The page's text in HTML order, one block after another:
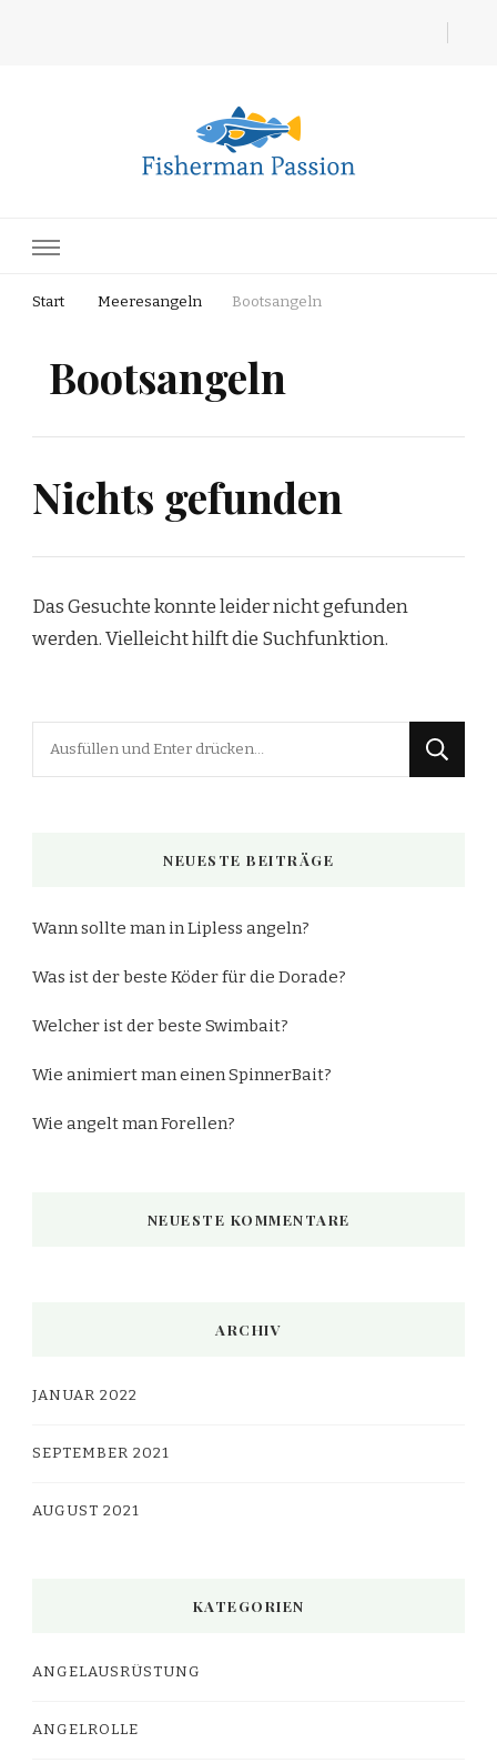
Start Meeresangeln Bootsangeln
Bootsangeln
Nichts gefunden
Das Gesuchte konnte leider nicht gefunden
werden. Vielleicht hilft die Suchfunktion.
NEUESTE BEITRÄGE
Wann sollte man in Lipless angeln?
Was ist der beste Köder für die Dorade?
Welcher ist der beste Swimbait?
Wie animiert man einen SpinnerBait?
Wie angelt man Forellen?
NEUESTE KOMMENTARE
ARCHIV
JANUAR 2022
SEPTEMBER 2021
AUGUST 2021
KATEGORIEN
ANGELAUSRÜSTUNG
ANGELROLLE